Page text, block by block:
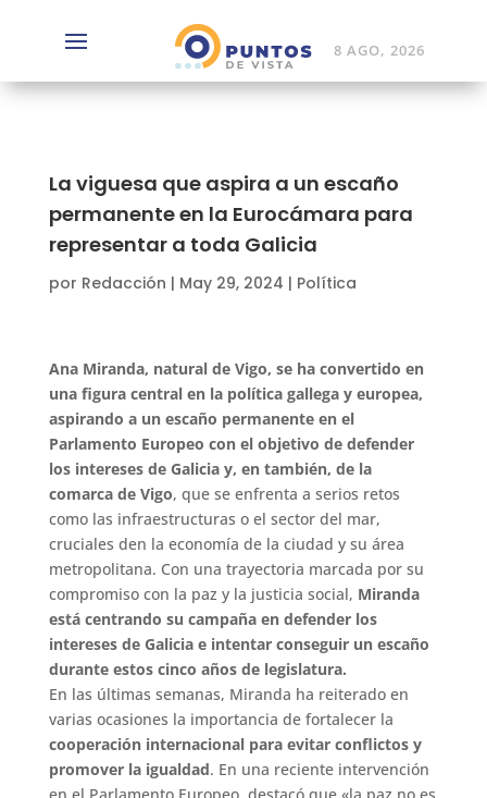
8 AGO, 2026
La viguesa que aspira a un escaño
permanente en la Eurocámara para
representar a toda Galicia
por Redacción | May 29, 2024 | Política
Ana Miranda, natural de Vigo, se ha convertido en
una figura centralen la política gallega y europea,
aspirando a un escaño permanente en el
Parlamento Europeo con el objetivo de defender
los intereses de Galicia y, en también, de la
comarca de Vigo, que se enfrenta a serios retos
como las infraestructuras o el sector del mar,
cruciales den la economía de la ciudad y su área
metropolitana. Con una trayectoria marcada por su
compromiso con la paz y la justicia social, Miranda
está centrando su campaña en defender los
intereses de Galicia e intentar conseguir un escaño
durante estos cinco años de legislatura.
En las últimas semanas, Miranda ha reiterado en
varias ocasiones la importancia de fortalecer la
cooperación internacional para evitar conflictos y
promover la igualdad. En una reciente intervención